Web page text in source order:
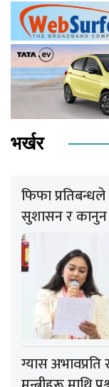
भर्खर
फिफा
सुशासन र
ग्यास अभावप्रति